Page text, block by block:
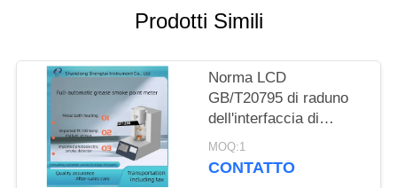
Prodotti Simili
Norma LCD
GB/T20795 di raduno
dell'interfaccia di
dialogo del tester del
punto di formazione del
MOQ:1
CONTATTO